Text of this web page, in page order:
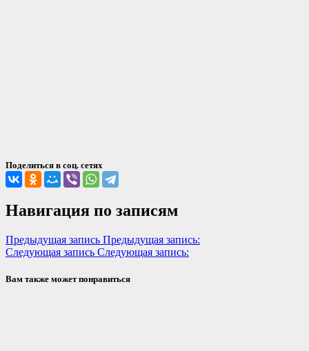
Поделиться в соц. сетях
Навигация по записям
Предыдущая запись Предыдущая запись:
Следующая запись Следующая запись:
Вам также может понравиться